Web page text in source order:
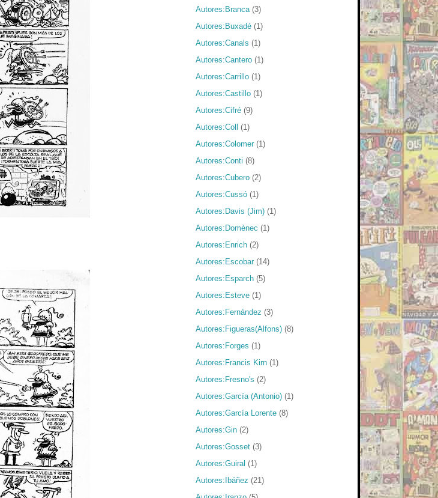
Autores:Branca (3)
Autores:Buxadé (1)
Autores:Canals (1)
Autores:Cantero (1)
Autores:Carrillo (1)
Autores:Castillo (1)
Autores:Cifré (9)
Autores:Coll
(1)
Autores:Colomer (1)
Autores:Conti (8)
Autores:Cubero (2)
Autores:Cussó (1)
Autores:Davis (Jim) (1)
Autores:Domènec (1)
Autores:Enrich (2)
Autores:Escobar (14)
Autores:Esparch (5)
Autores:Esteve (1)
Autores:Fernández (3)
Autores:Figueras(Alfons) (8)
Autores:Forges (1)
Autores:Francis Kirn (1)
Autores:Fresno's (2)
Autores:García (Antonio) (1)
Autores:García Lorente (8)
Autores:Gin (2)
Autores:Gosset (3)
Autores:Guiral (1)
Autores:Ibáñez (21)